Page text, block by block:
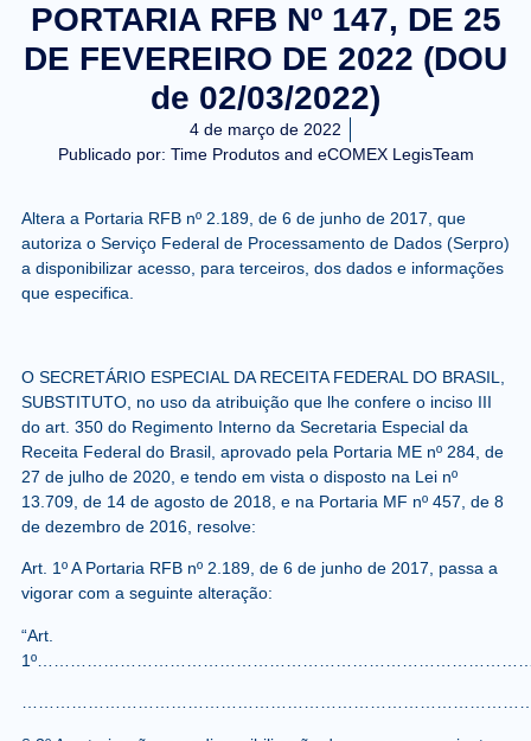
PORTARIA RFB Nº 147, DE 25
DE FEVEREIRO DE 2022 (DOU
de 02/03/2022)
4 de março de 2022
Publicado por: Time Produtos and eCOMEX LegisTeam
Altera a Portaria RFB nº 2.189, de 6 de junho de 2017, que
autoriza o Serviço Federal de Processamento de Dados (Serpro)
a disponibilizar acesso, para terceiros, dos dados e informações
que especifica.
O SECRETÁRIO ESPECIAL DA RECEITA FEDERAL DO BRASIL,
SUBSTITUTO, no uso da atribuição que lhe confere o inciso III
do art. 350 do Regimento Interno da Secretaria Especial da
Receita Federal do Brasil, aprovado pela Portaria ME nº 284, de
27 de julho de 2020, e tendo em vista o disposto na Lei nº
13.709, de 14 de agosto de 2018, e na Portaria MF nº 457, de 8
de dezembro de 2016, resolve:
Art. 1º A Portaria RFB nº 2.189, de 6 de junho de 2017, passa a
vigorar com a seguinte alteração:
“Art.